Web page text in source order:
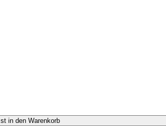
st in den Warenkorb